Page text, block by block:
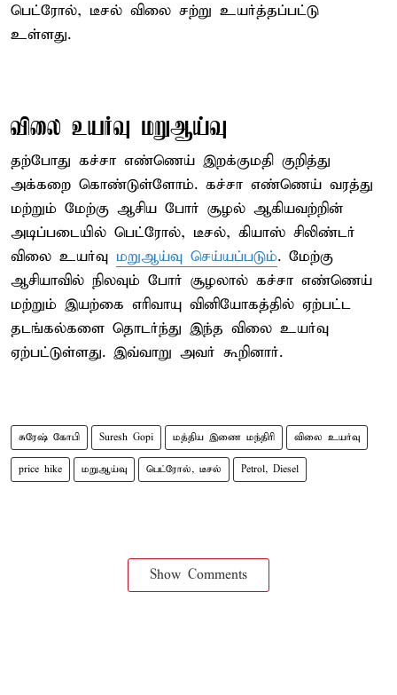
பெட்ரோல், டீசல் விலை சற்று உயர்த்தப்பட்டு
உள்ளது.
விலை உயர்வு மறுஆய்வு
தற்போது கச்சா எண்ணெய் இறக்குமதி குறித்து
அக்கறை கொண்டுள்ளோம். கச்சா எண்ணெய் வரத்து
மற்றும் மேற்கு ஆசிய போர் சூழல் ஆகியவற்றின்
அடிப்படையில் பெட்ரோல், டீசல், கியாஸ் சிலிண்டர்
விலை உயர்வு மறுஆய்வு செய்யப்படும். மேற்கு
ஆசியாவில் நிலவும் போர் சூழலால் கச்சா எண்ணெய்
மற்றும் இயற்கை எரிவாயு வினியோகத்தில் ஏற்பட்ட
தடங்கல்களை தொடர்ந்து இந்த விலை உயர்வு
ஏற்பட்டுள்ளது. இவ்வாறு அவர் கூறினார்.
சுரேஷ் கோபி Suresh Gopi மத்திய இணை மந்திரி விலை உயர்வு
price hike மறுஆய்வு பெட்ரோல், டீசல் Petrol, Diesel
Show Comments